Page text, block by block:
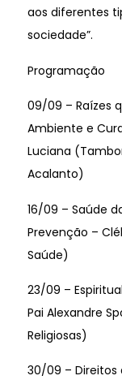
aos diferentes
sociedade”.
Programação
09/09 – Raízes
Ambiente e
Luciana
Acalanto)
16/09 – Saúde
Prevenção –
Saúde)
23/09 –
Pai Alexandre
Religiosas)
30/09 – Direitos